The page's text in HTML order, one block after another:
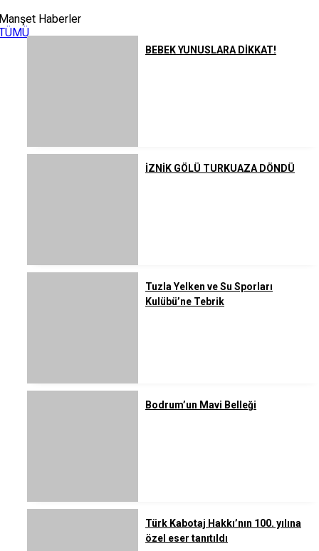
Haberler
BEBEK YUNUSLARA DİKKAT!
İZNİK GÖLÜ TURKUAZA DÖNDÜ
Tuzla Yelken ve Su Sporları
Kulübü’ne Tebrik
Bodrum’un Mavi Belleği
Türk Kabotaj Hakkı’nın 100. yılına
özel eser tanıtıldı